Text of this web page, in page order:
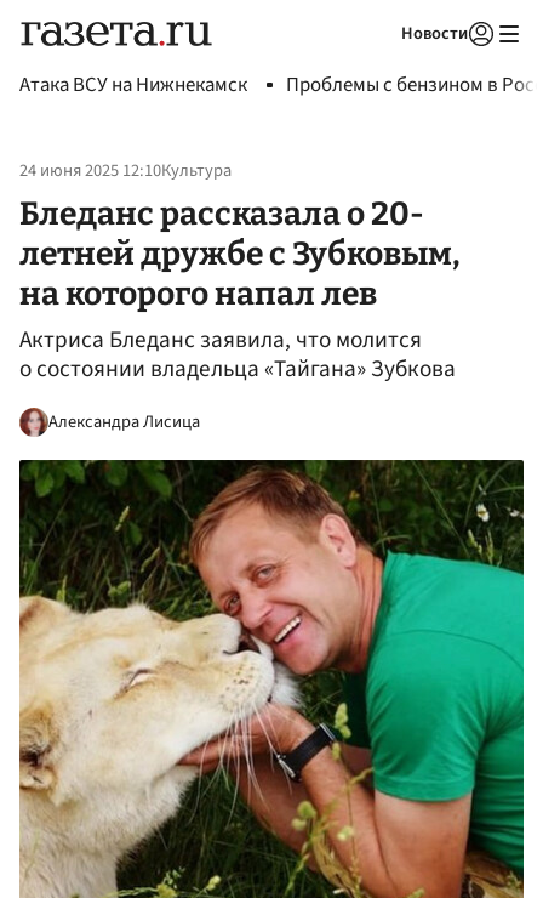
Новости
Атака ВСУ на Нижнекамск Проблемы с бензином в
24 июня 2025 12:10Культура
Бледанс рассказала о 20-
летней дружбе с Зубковым,
на которого напал лев
Актриса Бледанс заявила, что молится
о состоянии владельца «Тайгана» Зубкова
Александра Лисица